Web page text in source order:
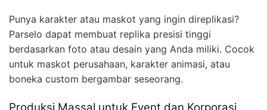
Punya karakter atau maskot yang ingin direplikasi?
Parselo dapat membuat replika presisi tinggi
berdasarkan foto atau desain yang Anda miliki. Cocok
untuk maskot perusahaan, karakter animasi, atau
boneka custom bergambar seseorang.